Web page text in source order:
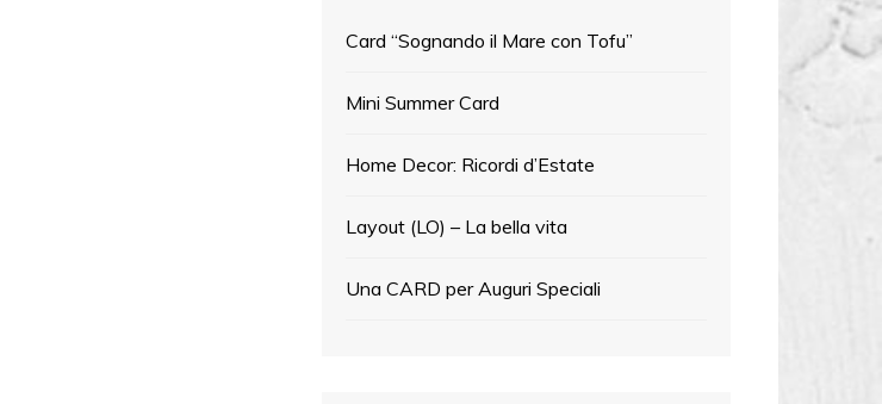
Card “Sognando il Mare con Tofu”
Mini Summer Card
Home Decor: Ricordi d’Estate
Layout (LO) – La bella vita
Una CARD per Auguri Speciali